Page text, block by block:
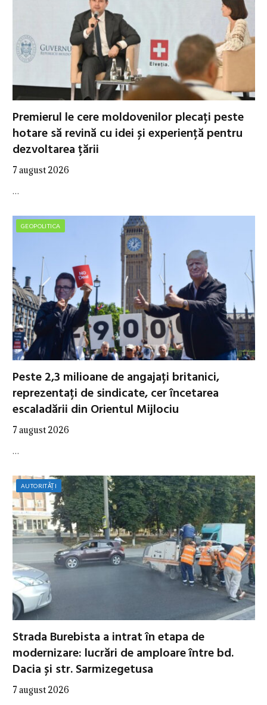
Premierul le cere moldovenilor plecați peste
hotare să revină cu idei și experiență pentru
dezvoltarea țării
7 august 2026
…
GEOPOLITICA
Peste 2,3 milioane de angajați britanici,
reprezentați de sindicate, cer încetarea
escaladării din Orientul Mijlociu
7 august 2026
…
AUTORITĂȚI
Strada Burebista a intrat în etapa de
modernizare: lucrări de amploare între bd.
Dacia și str. Sarmizegetusa
7 august 2026